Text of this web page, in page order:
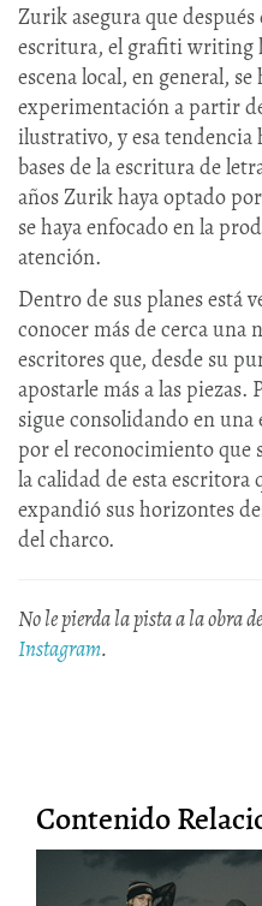
Zurik asegura que después
escritura, el grafiti writing
escena local, en general,
experimentación a partir
ilustrativo, y esa
bases de la escritura de
años Zurik haya optado
se haya enfocado en la
atención.
Dentro de sus planes está
conocer más de cerca una
escritores que, desde su
apostarle más a las
sigue consolidando en una
por el reconocimiento que
la calidad de esta escritora
expandió sus horizontes
del charco.
No le pierda la pista a la obra
Instagram.
Contenido